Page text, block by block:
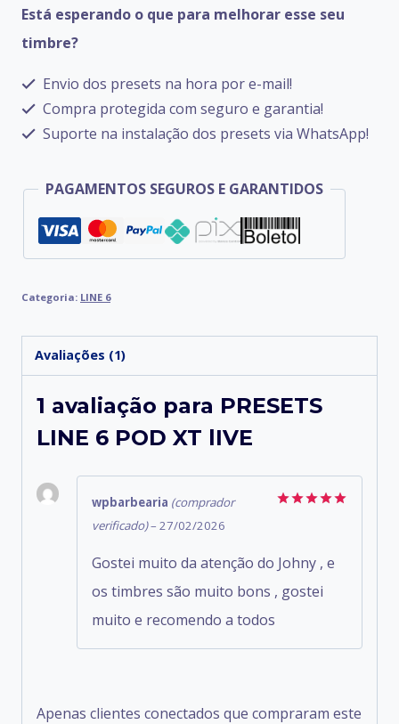
POD
XT
lIVE
quantidade
Está esperando o que para melhorar esse seu
timbre?
Envio dos presets na hora por e-mail!
Compra protegida com seguro e garantia!
Suporte na instalação dos presets via WhatsApp!
PAGAMENTOS SEGUROS E GARANTIDOS
Categoria: LINE 6
Avaliações (1)
1 avaliação para PRESETS
LINE 6 POD XT lIVE
wpbarbearia (comprador
verificado)– 27/02/2026
Gostei muito da atenção do Johny , e
os timbres são muito bons , gostei
muito e recomendo a todos
Apenas clientes conectados que compraram este